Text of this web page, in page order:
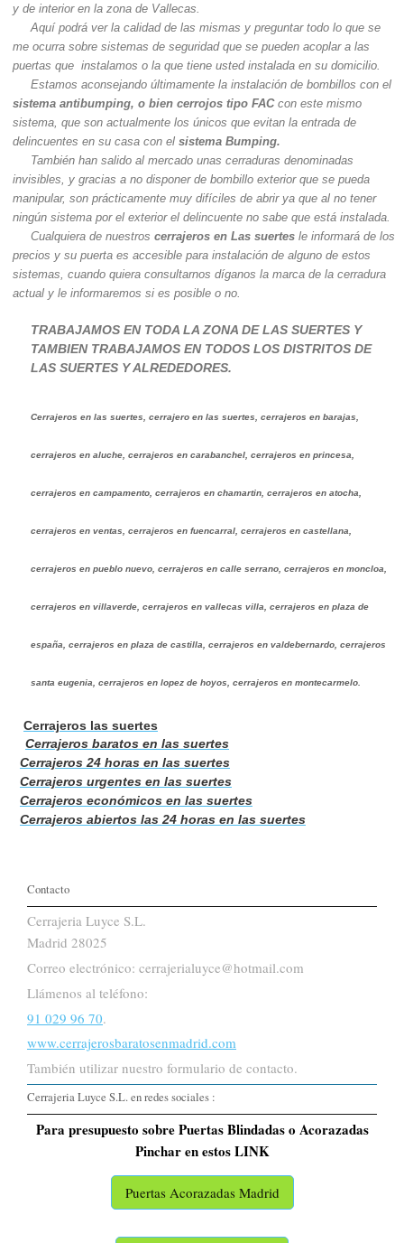
y de interior en la zona de Vallecas.
Aquí podrá ver la calidad de las mismas y preguntar todo lo que se
me ocurra sobre sistemas de seguridad que se pueden acoplar a las
puertas que instalamos o la que tiene usted instalada en su domicilio.
Estamos aconsejando últimamente la instalación de bombillos con el
sistema antibumping, o bien cerrojos tipo FACcon este mismo
sistema, que son actualmente los únicos que evitan la entrada de
delincuentes en su casa con el sistema Bumping.
También han salido al mercado unas cerraduras denominadas
invisibles, y gracias a no disponer de bombillo exterior que se pueda
manipular, son prácticamente muy difíciles de abrir ya que al no tener
ningún sistema por el exterior el delincuente no sabe que está instalada.
Cualquiera de nuestros cerrajeros en Las suertes le informará de los
precios y su puerta es accesible para instalación de alguno de estos
sistemas, cuando quiera consultarnos díganos la marca de la cerradura
actual y le informaremos si es posible o no.
TRABAJAMOS EN TODA LA ZONA DE LAS SUERTES Y
TAMBIEN TRABAJAMOS EN TODOS LOS DISTRITOS DE
LAS SUERTES Y ALREDEDORES.
Cerrajeros en las suertes, cerrajero en las suertes, cerrajeros en barajas,
cerrajeros en aluche, cerrajeros en carabanchel, cerrajeros en princesa,
cerrajeros en campamento, cerrajeros en chamartin, cerrajeros en atocha,
cerrajeros en ventas, cerrajeros en fuencarral, cerrajeros en castellana,
cerrajeros en pueblo nuevo, cerrajeros en calle serrano, cerrajeros en moncloa,
cerrajeros en villaverde, cerrajeros en vallecas villa, cerrajeros en plaza de
españa, cerrajeros en plaza de castilla, cerrajeros en valdebernardo, cerrajeros
santa eugenia, cerrajeros en lopez de hoyos, cerrajeros en montecarmelo.
Cerrajeros las suertes
Cerrajeros baratos en las suertes
Cerrajeros 24 horas en las suertes
Cerrajeros urgentes en las suertes
Cerrajeros económicos en las suertes
Cerrajeros abiertos las 24 horas en las suertes
Contacto
Cerrajeria Luyce S.L.
Madrid 28025
Correo electrónico: cerrajerialuyce@hotmail.com
Llámenos al teléfono:
91 029 96 70.
www.cerrajerosbaratosenmadrid.com
También utilizar nuestro formulario de contacto.
Cerrajeria Luyce S.L. en redes sociales :
Para presupuesto sobre Puertas Blindadas o Acorazadas
Pinchar en estos LINK
Puertas Acorazadas Madrid